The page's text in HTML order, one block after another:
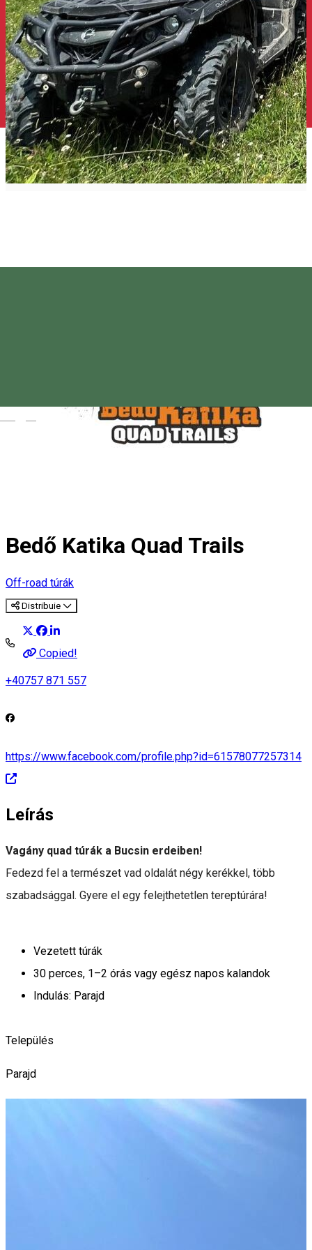
Bedő Katika Quad Trails
Off-road túrák
Distribuie
Copied!
+40757 871 557
https://www.facebook.com/profile.php?id=61578077257314
Leírás
Vagány quad túrák a Bucsin erdeiben!
Fedezd fel a természet vad oldalát négy kerékkel, több
szabadsággal. Gyere el egy felejthetetlen tereptúrára!
Vezetett túrák
30 perces, 1–2 órás vagy egész napos kalandok
Indulás: Parajd
Település
Parajd